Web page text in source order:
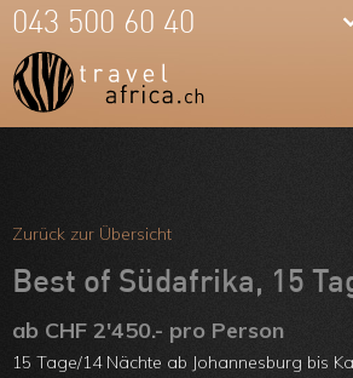
Team
Über uns
Feedbacks
Kontakt
043 500 60 40
Zurück zur Übersicht
Best of Südafrika, 15
ab CHF 2'450.- pro Person
15 Tage/14 Nächte ab Johannesburg bis